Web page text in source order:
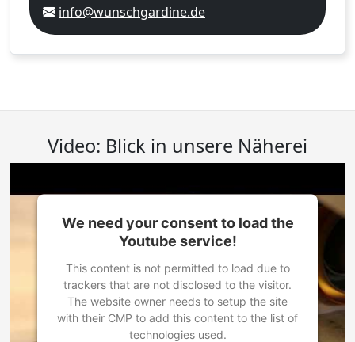
info@wunschgardine.de
Video: Blick in unsere Näherei
We need your consent to load the
Youtube service!
This content is not permitted to load due to
trackers that are not disclosed to the visitor.
The website owner needs to setup the site
with their CMP to add this content to the list of
technologies used.